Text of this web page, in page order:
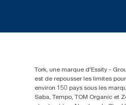
Tork, une marque d'Essity -
est de repousser les limites
environ 150 pays sous les
Saba, Tempo, TOM Organic et